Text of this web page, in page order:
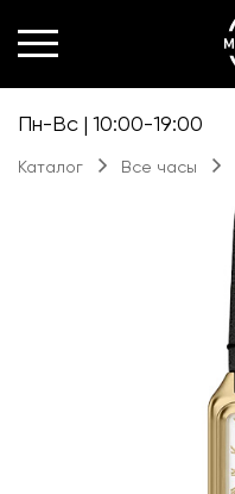
Пн-Вс | 10:00-19:00
Каталог Все часы